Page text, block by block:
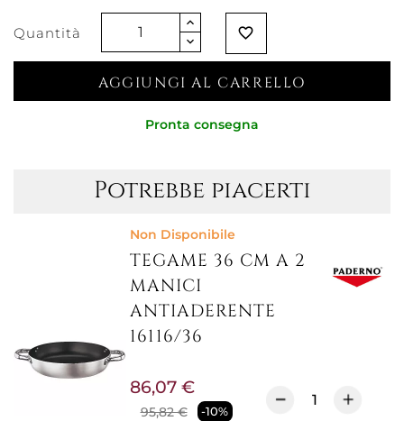
Quantità favorite_border
AGGIUNGI AL CARRELLO
Pronta consegna
Potrebbe piacerti
Non Disponibile
TEGAME 36 CM A 2
MANICI
ANTIADERENTE
16116/36
95,82 € -10%
86,07 €